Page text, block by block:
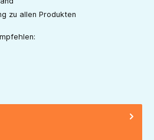
zu allen Produkten